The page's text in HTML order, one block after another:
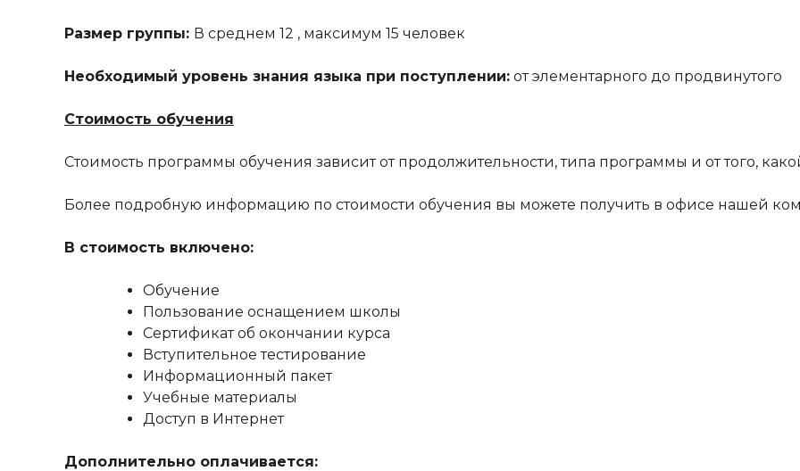
Размер группы: В среднем 12 , максимум 15 человек
Необходимый уровень знания языка при поступлении: от элементарного до продвинутого
Стоимость обучения
Стоимость программы обучения зависит от продолжительности, типа программы и от того,
Более подробную информацию по стоимости обучения вы можете получить в офисе нашей
В стоимость включено:
Обучение
Пользование оснащением школы
Сертификат об окончании курса
Вступительное тестирование
Информационный пакет
Учебные материалы
Доступ в Интернет
Дополнительно оплачивается: